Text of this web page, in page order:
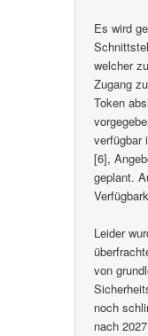
Es wird
welcher
Zugang
Token
verfügbar
[6],
geplant.
Leider
von
noch
nach